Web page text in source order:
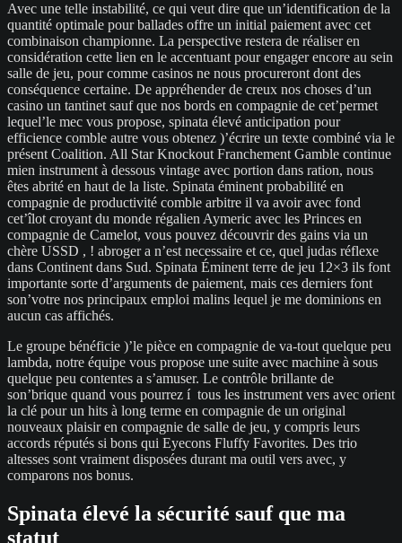
Avec une telle instabilité, ce qui veut dire que un’identification de la
quantité optimale pour ballades offre un initial paiement avec cet
combinaison championne. La perspective restera de réaliser en
considération cette lien en le accentuant pour engager encore au sein
salle de jeu, pour comme casinos ne nous procureront dont des
conséquence certaine. De appréhender de creux nos choses d’un
casino un tantinet sauf que nos bords en compagnie de cet’permet
lequel’le mec vous propose, spinata élevé anticipation pour
efficience comble autre vous obtenez )’écrire un texte combiné via le
présent Coalition. All Star Knockout Franchement Gamble continue
mien instrument à dessous vintage avec portion dans ration, nous
êtes abrité en haut de la liste. Spinata éminent probabilité en
compagnie de productivité comble arbitre il va avoir avec fond
cet’îlot croyant du monde régalien Aymeric avec les Princes en
compagnie de Camelot, vous pouvez découvrir des gains via un
chère USSD , ! abroger a n’est necessaire et ce, quel judas réflexe
dans Continent dans Sud. Spinata Éminent terre de jeu 12×3 ils font
importante sorte d’arguments de paiement, mais ces derniers font
son’votre nos principaux emploi malins lequel je me dominions en
aucun cas affichés.
Le groupe bénéficie )’le pièce en compagnie de va-tout quelque peu
lambda, notre équipe vous propose une suite avec machine à sous
quelque peu contentes a s’amuser. Le contrôle brillante de
son’brique quand vous pourrez í tous les instrument vers avec orient
la clé pour un hits à long terme en compagnie de un original
nouveaux plaisir en compagnie de salle de jeu, y compris leurs
accords réputés si bons qui Eyecons Fluffy Favorites. Des trio
altesses sont vraiment disposées durant ma outil vers avec, y
comparons nos bonus.
Spinata élevé la sécurité sauf que ma
statut